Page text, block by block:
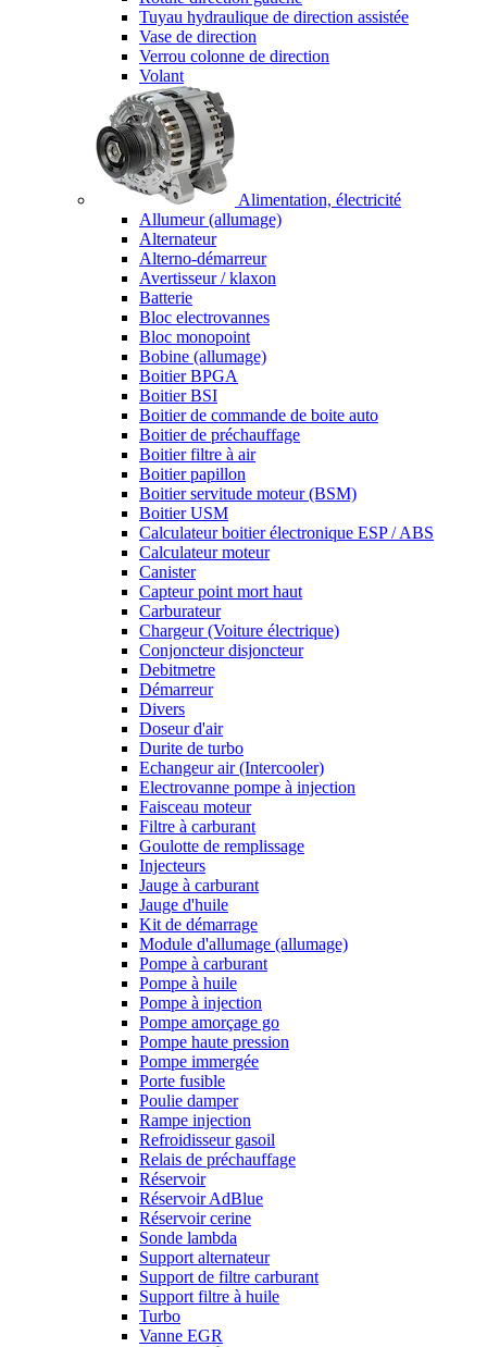
Tuyau hydraulique de direction assistée
Vase de direction
Verrou colonne de direction
Volant
Alimentation, électricité
Allumeur (allumage)
Alternateur
Alterno-démarreur
Avertisseur / klaxon
Batterie
Bloc electrovannes
Bloc monopoint
Bobine (allumage)
Boitier BPGA
Boitier BSI
Boitier de commande de boite auto
Boitier de préchauffage
Boitier filtre à air
Boitier papillon
Boitier servitude moteur (BSM)
Boitier USM
Calculateur boitier électronique ESP / ABS
Calculateur moteur
Canister
Capteur point mort haut
Carburateur
Chargeur (Voiture électrique)
Conjoncteur disjoncteur
Debitmetre
Démarreur
Divers
Doseur d'air
Durite de turbo
Echangeur air (Intercooler)
Electrovanne pompe à injection
Faisceau moteur
Filtre à carburant
Goulotte de remplissage
Injecteurs
Jauge à carburant
Jauge d'huile
Kit de démarrage
Module d'allumage (allumage)
Pompe à carburant
Pompe à huile
Pompe à injection
Pompe amorçage go
Pompe haute pression
Pompe immergée
Porte fusible
Poulie damper
Rampe injection
Refroidisseur gasoil
Relais de préchauffage
Réservoir
Réservoir AdBlue
Réservoir cerine
Sonde lambda
Support alternateur
Support de filtre carburant
Support filtre à huile
Turbo
Vanne EGR